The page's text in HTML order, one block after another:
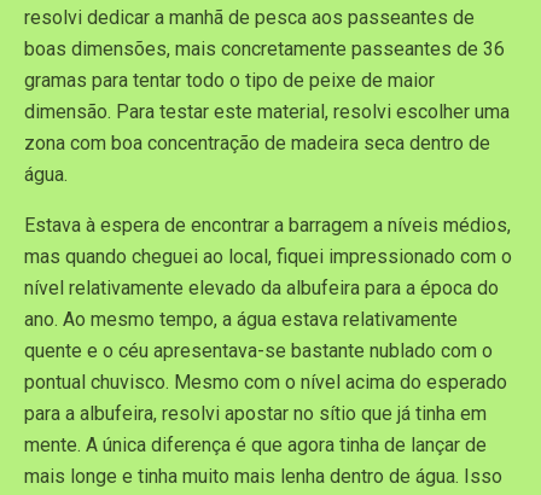
resolvi dedicar a manhã de pesca aos passeantes de
boas dimensões, mais concretamente passeantes de 36
gramas para tentar todo o tipo de peixe de maior
dimensão. Para testar este material, resolvi escolher uma
zona com boa concentração de madeira seca dentro de
água.
Estava à espera de encontrar a barragem a níveis médios,
mas quando cheguei ao local, fiquei impressionado com o
nível relativamente elevado da albufeira para a época do
ano. Ao mesmo tempo, a água estava relativamente
quente e o céu apresentava-se bastante nublado com o
pontual chuvisco. Mesmo com o nível acima do esperado
para a albufeira, resolvi apostar no sítio que já tinha em
mente. A única diferença é que agora tinha de lançar de
mais longe e tinha muito mais lenha dentro de água. Isso